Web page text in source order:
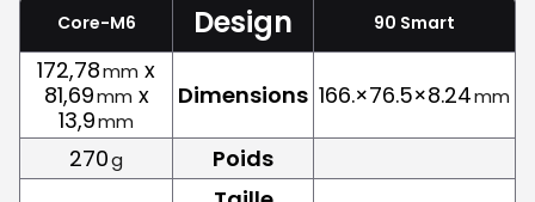
Core-M6 Design 90 Smart
172,78mm x
81,69mm x
13,9mm
Dimensions 166.×76.5×8.24mm
270g
Poids